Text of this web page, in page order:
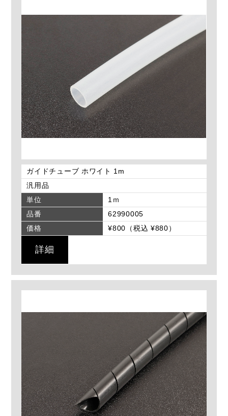
ガイドチューブ ホワイト 1m
汎用品
単位
1ｍ
品番
62990005
価格
¥800（税込 ¥880）
詳細